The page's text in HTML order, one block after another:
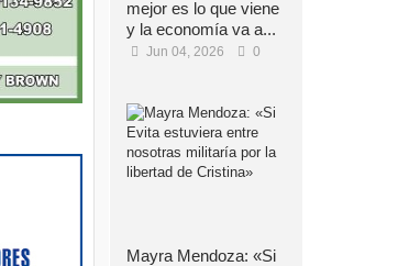
mejor es lo que viene
y la economía va a...
Jun 04, 2026 0
Mayra Mendoza: «Si